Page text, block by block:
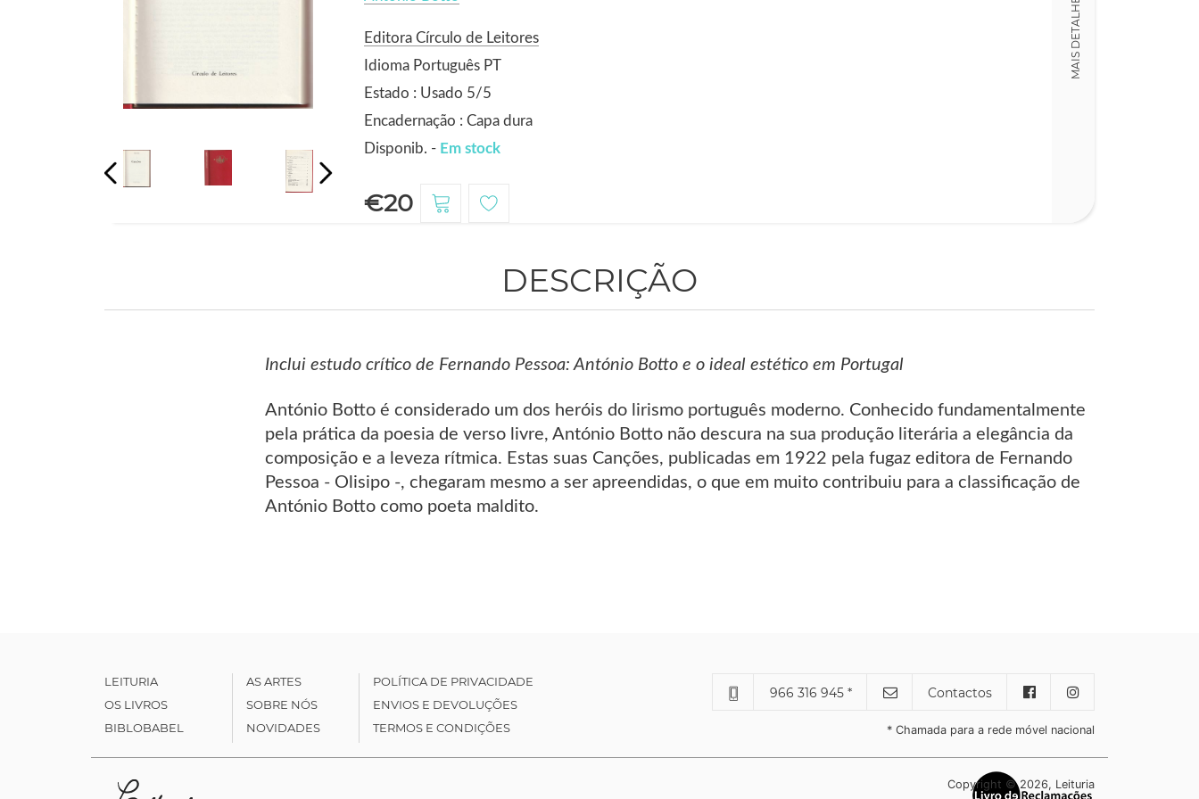
Editora Círculo de Leitores
Idioma Português PT
Estado : Usado 5/5
Encadernação : Capa dura
Disponib. - Em stock
€20
MAIS DETALHES
DESCRIÇÃO
Inclui estudo crítico de Fernando Pessoa: António Botto e o ideal estético em Portugal
António Botto é considerado um dos heróis do lirismo português moderno. Conhecido fundamentalmente
pela prática da poesia de verso livre, António Botto não descura na sua produção literária a elegância da
composição e a leveza rítmica. Estas suas Canções, publicadas em 1922 pela fugaz editora de Fernando
Pessoa - Olisipo -, chegaram mesmo a ser apreendidas, o que em muito contribuiu para a classificação de
António Botto como poeta maldito.
LEITURIA
OS LIVROS
BIBLOBABEL
AS ARTES
SOBRE NÓS
NOVIDADES
POLÍTICA DE PRIVACIDADE
ENVIOS E DEVOLUÇÕES
TERMOS E CONDIÇÕES
966 316 945 * Contactos
* Chamada para a rede móvel nacional
Copyright © 2026, Leituria